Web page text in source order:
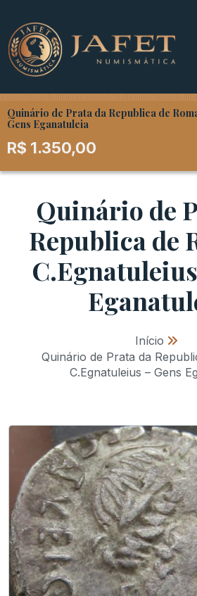
Quinário de Prata da Republica de
Gens Eganatuleia
R$ 1.350,00
Quinário de
Republica de
Início »
Quinário de Prata da
C.Egnatuleius – Gens